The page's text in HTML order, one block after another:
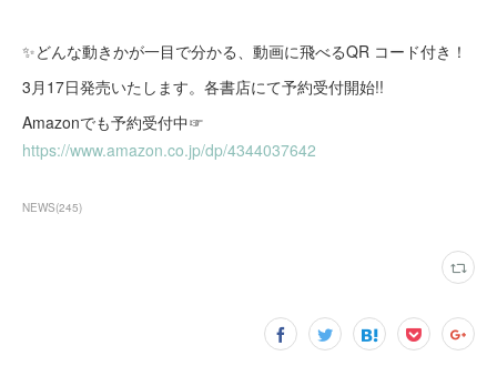
✨どんな動きかが一目で分かる、動画に飛べるQR コード付き！
3月17日発売いたします。各書店にて予約受付開始!!
Amazonでも予約受付中☞
https://www.amazon.co.jp/dp/4344037642
NEWS(245)